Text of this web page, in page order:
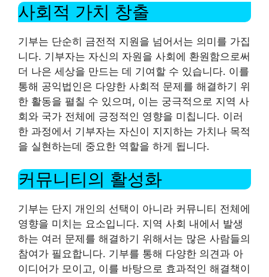
사회적 가치 창출
기부는 단순히 금전적 지원을 넘어서는 의미를 가집
니다. 기부자는 자신의 자원을 사회에 환원함으로써
더 나은 세상을 만드는 데 기여할 수 있습니다. 이를
통해 공익법인은 다양한 사회적 문제를 해결하기 위
한 활동을 펼칠 수 있으며, 이는 궁극적으로 지역 사
회와 국가 전체에 긍정적인 영향을 미칩니다. 이러
한 과정에서 기부자는 자신이 지지하는 가치나 목적
을 실현하는데 중요한 역할을 하게 됩니다.
커뮤니티의 활성화
기부는 단지 개인의 선택이 아니라 커뮤니티 전체에
영향을 미치는 요소입니다. 지역 사회 내에서 발생
하는 여러 문제를 해결하기 위해서는 많은 사람들의
참여가 필요합니다. 기부를 통해 다양한 의견과 아
이디어가 모이고, 이를 바탕으로 효과적인 해결책이